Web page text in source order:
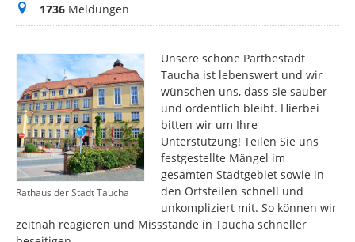
Meldungen
1736 Meldungen
Rathaus der Stadt Taucha
Unsere schöne Parthestadt
Taucha ist lebenswert und wir
wünschen uns, dass sie sauber
und ordentlich bleibt. Hierbei
bitten wir um Ihre
Unterstützung! Teilen Sie uns
festgestellte Mängel im
gesamten Stadtgebiet sowie in
den Ortsteilen schnell und
unkompliziert mit. So können wir
zeitnah reagieren und Missstände in Taucha schneller